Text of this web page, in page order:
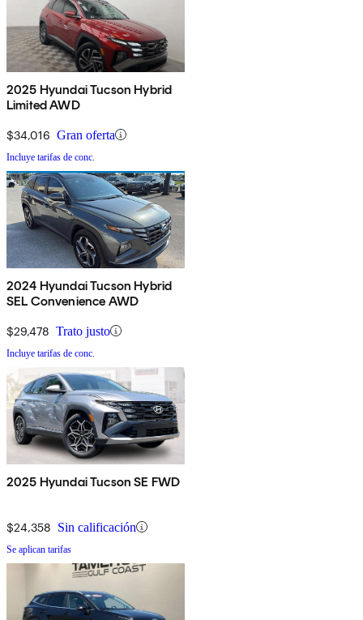
2025 Hyundai Tucson Hybrid
Limited AWD
$34,016 Gran oferta
Incluye tarifas de conc.
2024 Hyundai Tucson Hybrid
SEL Convenience AWD
$29,478 Trato justo
Incluye tarifas de conc.
2025 Hyundai Tucson SE FWD
$24,358 Sin calificación
Se aplican tarifas